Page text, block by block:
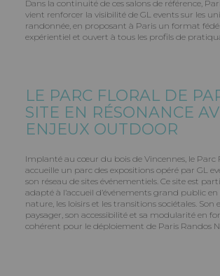
Dans la continuité de ces salons de référence,
vient renforcer la visibilité de GL events sur les
randonnée, en proposant à Paris un format
expérientiel et ouvert à tous les profils de
LE PARC FLORAL DE
SITE EN RÉSONANCE
ENJEUX OUTDOOR
Implanté au cœur du bois de Vincennes, le Parc
accueille un parc des expositions opéré par GL
son réseau de sites événementiels. Ce site est
adapté à l’accueil d’événements grand public en
nature, les loisirs et les transitions sociétales.
paysager, son accessibilité et sa modularité en
cohérent pour le déploiement de Paris Randos